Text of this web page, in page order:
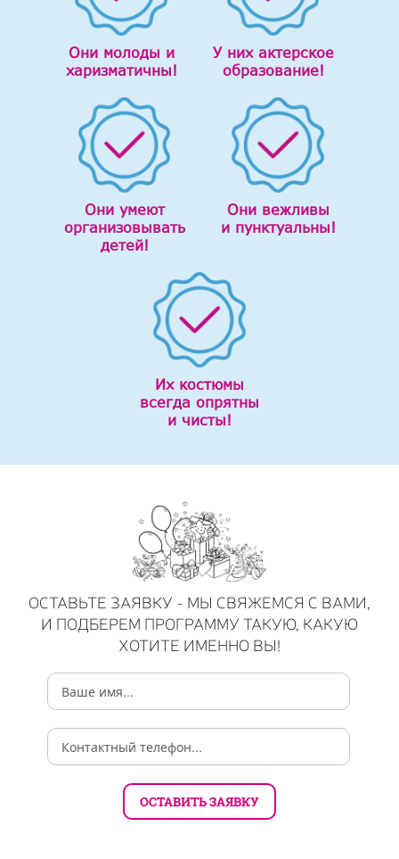
Они молоды и
харизматичны!
У них актерское
образование!
Они умеют
организовывать
детей!
Они вежливы
и пунктуальны!
Их костюмы
всегда опрятны
и чисты!
ОСТАВЬТЕ ЗАЯВКУ - МЫ СВЯЖЕМСЯ С ВАМИ,
И ПОДБЕРЕМ ПРОГРАММУ ТАКУЮ, КАКУЮ
ХОТИТЕ ИМЕННО ВЫ!